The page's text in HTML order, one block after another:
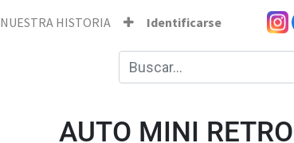
NUESTRA HISTORIA Identificarse
AUTO MINI RETRO